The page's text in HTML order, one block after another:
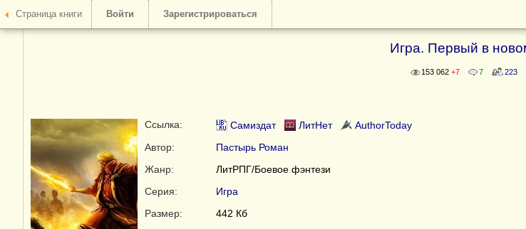
Страница книги Войти Зарегистрироваться
Игра. Первый в
153 062 +7 7 223
Ссылка: Самиздат ЛитНет
AuthorToday
Автор:
Пастырь Роман
Жанр:
ЛитРПГ/Боевое фэнтези
Серия:
Игра
Размер:
442 Кб